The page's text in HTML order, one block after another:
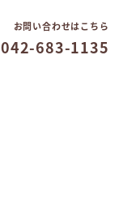
お問い合わせはこちら
042-683-1135